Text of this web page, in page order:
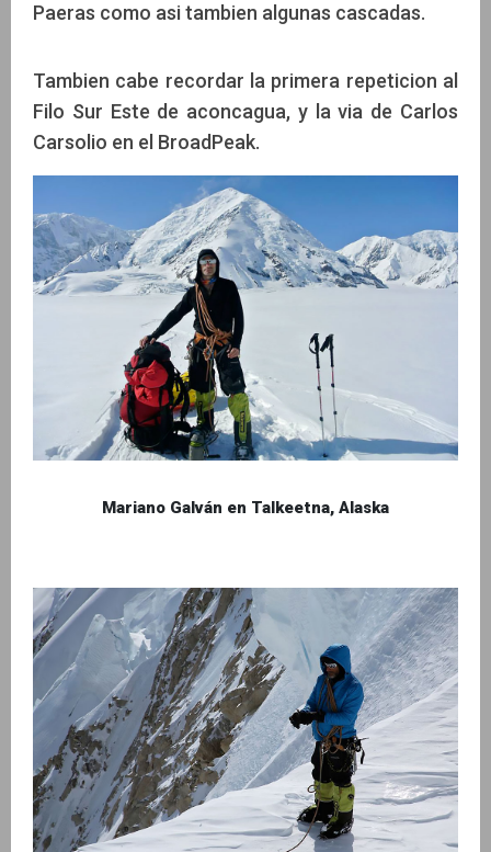
Paeras como asi tambien algunas cascadas.
Tambien cabe recordar la primera repeticion al
Filo Sur Este de aconcagua, y la via de Carlos
Carsolio en el BroadPeak.
Mariano Galván en Talkeetna, Alaska